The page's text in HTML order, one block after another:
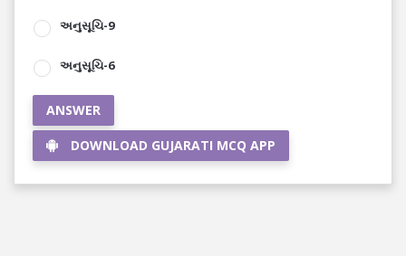
અનુસૂચિ-9
અનુસૂચિ-6
ANSWER
DOWNLOAD GUJARATI MCQ APP